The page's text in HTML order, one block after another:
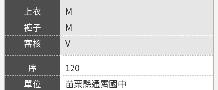
M
M
V
120
苗栗縣通霄國中